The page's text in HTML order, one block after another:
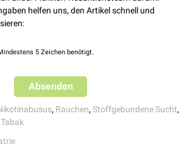
helfen uns, den Artikel schnell und
5 Zeichen benötigt.
Absenden
, Rauchen, Stoffgebundene Sucht,
Tabak